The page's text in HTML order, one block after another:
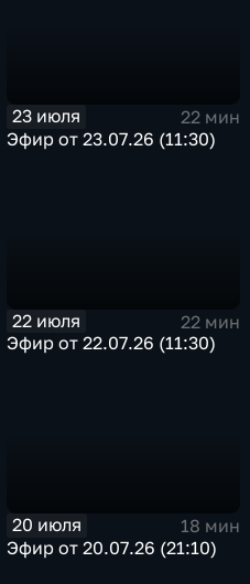
23 июля
22 мин
Эфир от 23.07.26 (11:30)
22 июля
22 мин
Эфир от 22.07.26 (11:30)
20 июля
18 мин
Эфир от 20.07.26 (21:10)